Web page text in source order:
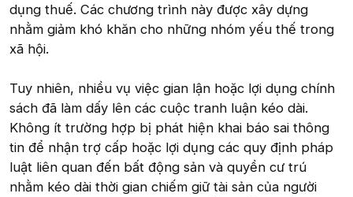
dụng thuế. Các chương trình này được xây dựng
nhằm giảm khó khăn cho những nhóm yếu thế trong
xã hội.
Tuy nhiên, nhiều vụ việc gian lận hoặc lợi dụng chính
sách đã làm dấy lên các cuộc tranh luận kéo dài.
Không ít trường hợp bị phát hiện khai báo sai thông
tin để nhận trợ cấp hoặc lợi dụng các quy định pháp
luật liên quan đến bất động sản và quyền cư trú
nhằm kéo dài thời gian chiếm giữ tài sản của người